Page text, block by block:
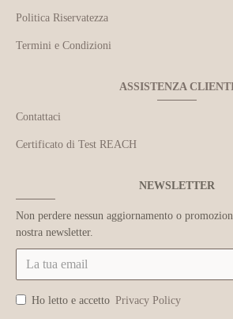
Politica Riservatezza
Termini e Condizioni
ASSISTENZA
Contattaci
Certificato di Test REACH
NEWSLETTER
Non perdere nessun aggiornamento o
nostra newsletter.
Ho letto e accetto Privacy Policy